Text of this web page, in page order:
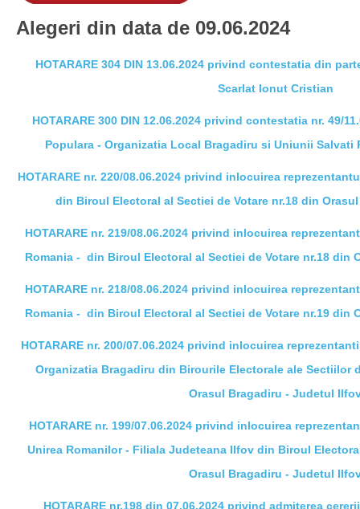
Alegeri din data de 09.06.2024
HOTARARE 304 DIN 13.06.2024 privind contestatia din
Scarlat Ionut Cristian
HOTARARE 300 DIN 12.06.2024 privind contestatia nr. 49/
Populara - Organizatia Local Bragadiru si Uniunii Salvati
HOTARARE nr. 220/08.06.2024 privind inlocuirea
din Biroul Electoral al Sectiei de Votare nr.18 din
HOTARARE nr. 219/08.06.2024 privind inlocuirea
Romania - din Biroul Electoral al Sectiei de Votare nr.18 din
HOTARARE nr. 218/08.06.2024 privind inlocuirea
Romania - din Biroul Electoral al Sectiei de Votare nr.19 din
HOTARARE nr. 200/07.06.2024 privind inlocuirea
Organizatia Bragadiru din Birourile Electorale ale Sectiilor
Orasul Bragadiru - Judetul
HOTARARE nr. 199/07.06.2024 privind inlocuirea
Unirea Romanilor - Filiala Judeteana Ilfov din Biroul
Orasul Bragadiru - Judetul
HOTARARE nr.198 din 07.06.2024 privind admiterea